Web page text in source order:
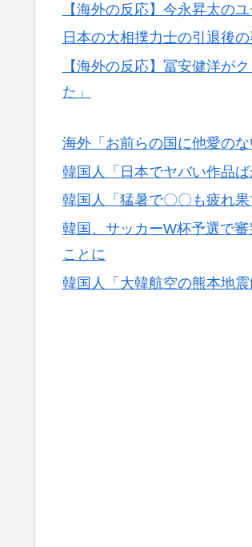
▶ 外国人「2002年W杯は?」
外騒然！【海外の反応】
【海外の反応】今永昇太の
日本の大相撲力士の引退後
【海外の反応】冨安健洋が
た」
海外「お前らの国に他愛の
韓国人「日本でヤバい作品
韓国人「猛暑で〇〇も疲れ
韓国、サッカーW杯予選で
ことに
韓国人「大韓航空の熊本地